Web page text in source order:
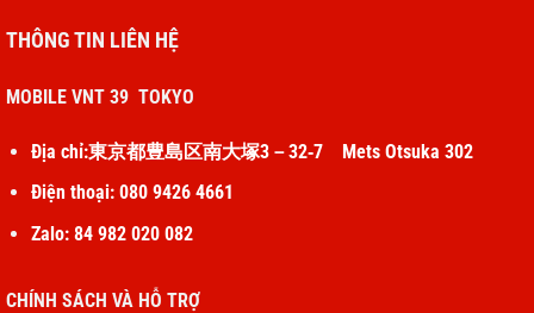
THÔNG TIN LIÊN HỆ
MOBILE VNT 39 TOKYO
Địa chỉ:東京都豊島区南大塚3－32‐7 Mets Otsuka 302
Điện thoại: 080 9426 4661
Zalo: 84 982 020 082
CHÍNH SÁCH VÀ HỖ TRỢ